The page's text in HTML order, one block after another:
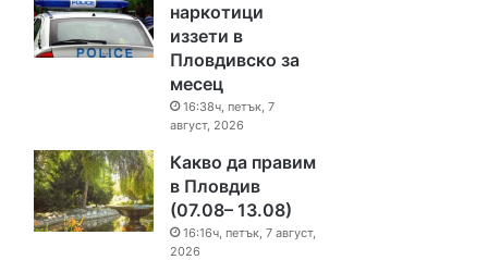
наркотици
иззети в
Пловдивско за
месец
16:38ч, петък, 7
август, 2026
Какво да правим
в Пловдив
(07.08– 13.08)
16:16ч, петък, 7 август,
2026